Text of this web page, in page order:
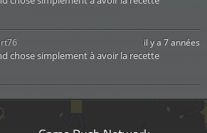
il y a 7 années
chose simplement à avoir la recette